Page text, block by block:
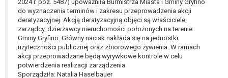
2024 r. poz. 5487) upoważniła Burmistrza Miasta i Gminy Gryfino
do wyznaczenia terminów i zakresu przeprowadzenia akcji
deratyzacyjnej. Akcją deratyzacyjną objęci są właściciele,
zarządcy, dzierżawcy nieruchomości położonych na terenie
Gminy Gryfino. Główny nacisk nakłada się na jednostki
użyteczności publicznej oraz zbiorowego żywienia. W ramach
akcji przeprowadzane będą wyrywkowe kontrole w celu
potwierdzenia realizacji zarządzenia.
Sporządziła: Natalia Haselbauer